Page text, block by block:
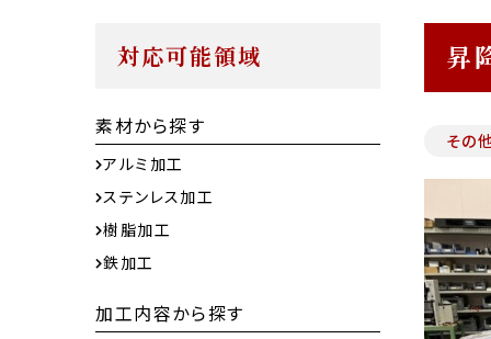
昇
その
対応可能領域
素材から探す
アルミ加工
ステンレス加工
樹脂加工
鉄加工
加工内容から探す